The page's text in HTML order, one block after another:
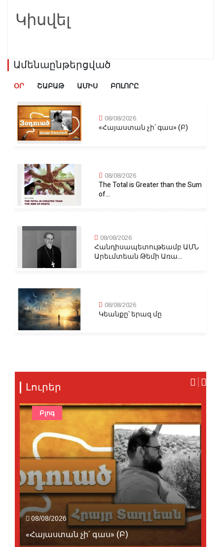
Կիսվել
Ամենաընթերցված
ՕՐ ՇԱԲԱԹ ԱՄԻՍ ԲՈԼՈՐԸ
08/08/2026
«Հայաստան չի՛ գաս» (Բ)
08/08/2026
The Total is Greater than the Sum
of...
08/08/2026
Հանդիսապետութեամբ ԱՄՆ
Արեւմտեան Թեմի Առա...
08/08/2026
Կեանքը՝ երազ մը
Լուրեր
08/08/2026
«Հայաստան չի՛ գաս» (Բ)
Բլոգ